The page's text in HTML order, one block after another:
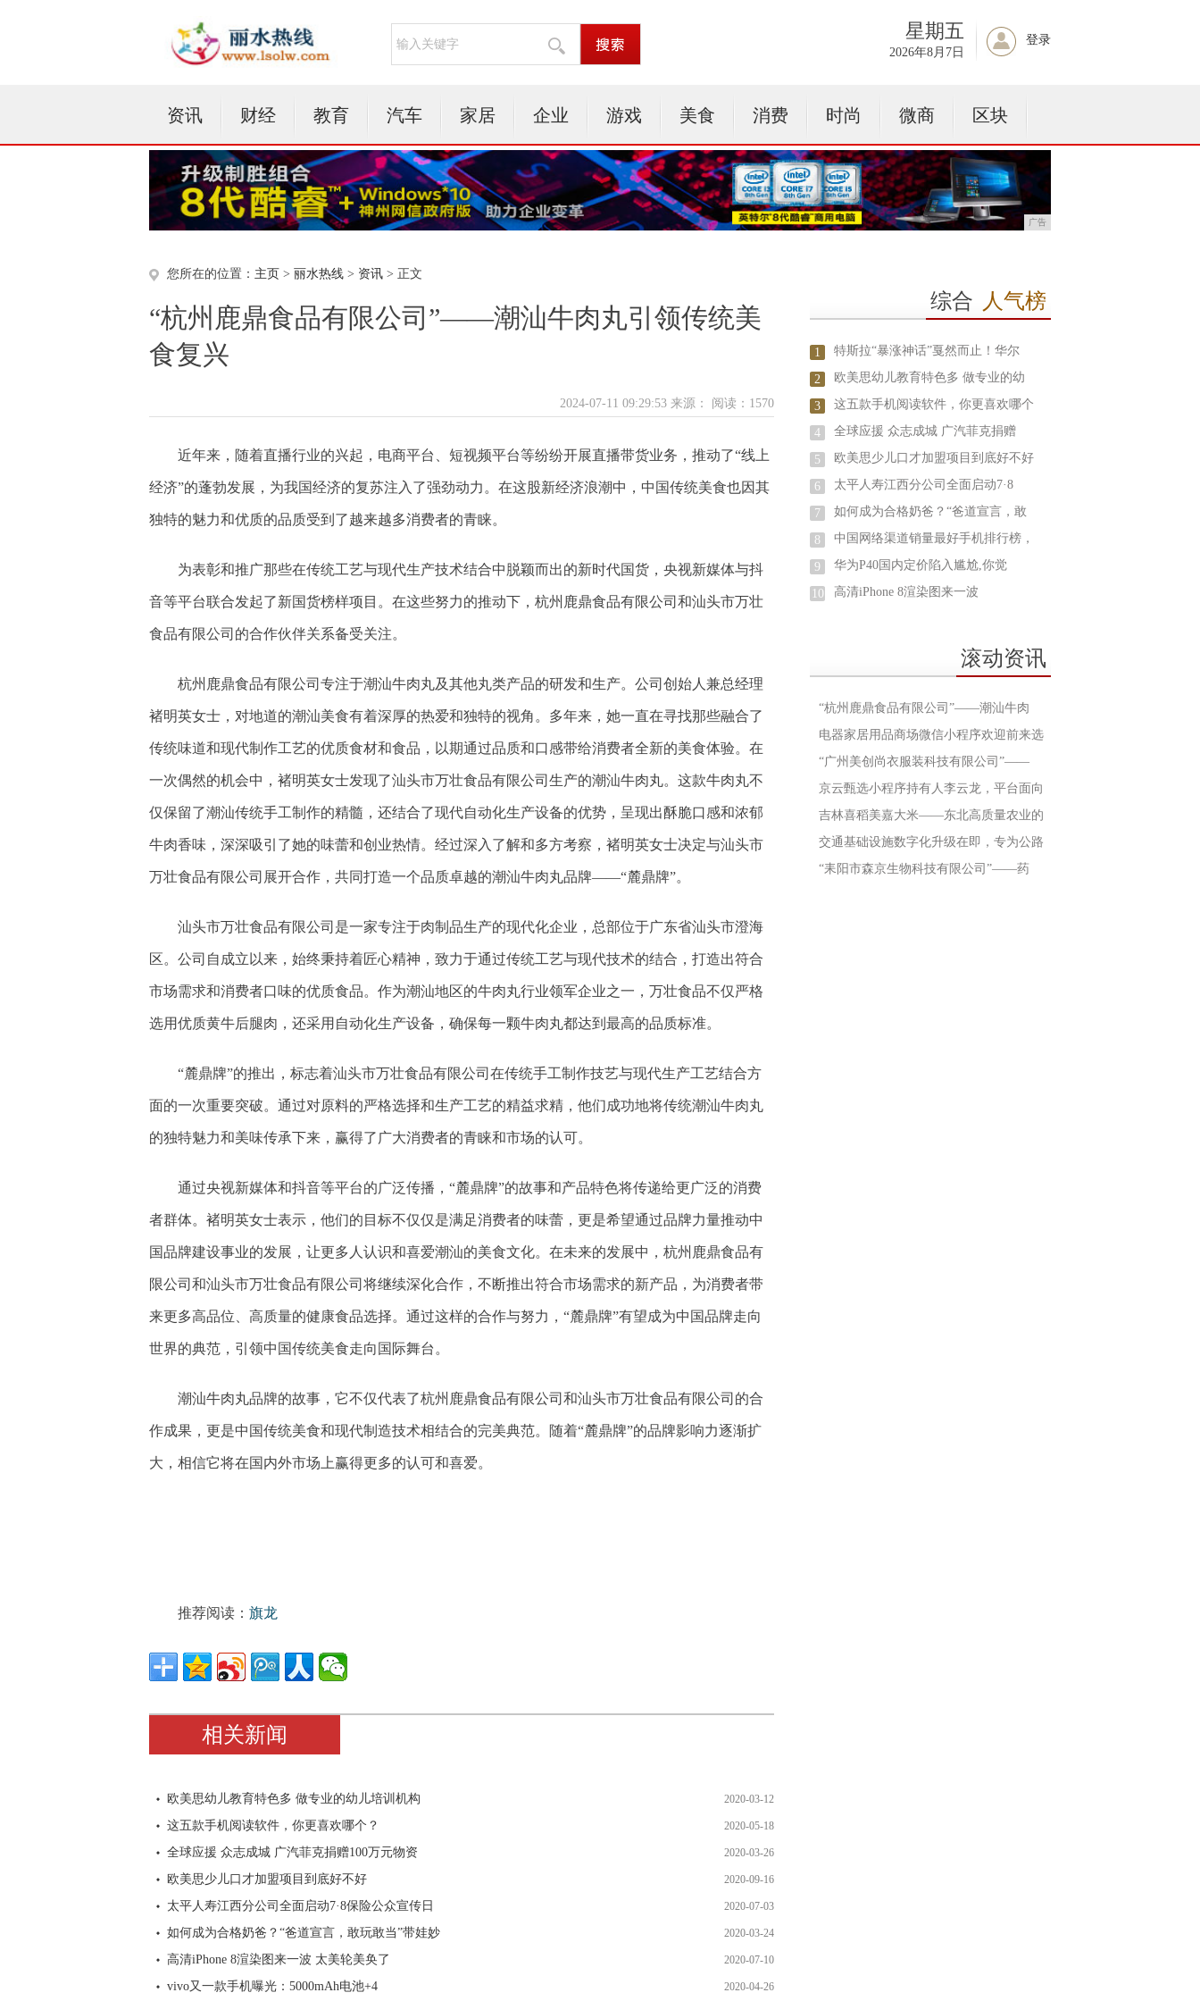
星期五
2026年8月7日
登录
资讯 财经 教育 汽车 家居 企业 游戏 美食 消费 时尚 微商 区块
广告
您所在的位置： 主页 > 丽水热线 > 资讯 > 正文
“杭州鹿鼎食品有限公司”——潮汕牛肉丸引领传统美
食复兴
2024-07-11 09:29:53 来源： 阅读：1570
近年来，随着直播行业的兴起，电商平台、短视频平台等纷纷开展直播带货业务，推动了“线上
经济”的蓬勃发展，为我国经济的复苏注入了强劲动力。在这股新经济浪潮中，中国传统美食也因其
独特的魅力和优质的品质受到了越来越多消费者的青睐。
为表彰和推广那些在传统工艺与现代生产技术结合中脱颖而出的新时代国货，央视新媒体与抖
音等平台联合发起了新国货榜样项目。在这些努力的推动下，杭州鹿鼎食品有限公司和汕头市万壮
食品有限公司的合作伙伴关系备受关注。
杭州鹿鼎食品有限公司专注于潮汕牛肉丸及其他丸类产品的研发和生产。公司创始人兼总经理
褚明英女士，对地道的潮汕美食有着深厚的热爱和独特的视角。多年来，她一直在寻找那些融合了
传统味道和现代制作工艺的优质食材和食品，以期通过品质和口感带给消费者全新的美食体验。在
一次偶然的机会中，褚明英女士发现了汕头市万壮食品有限公司生产的潮汕牛肉丸。这款牛肉丸不
仅保留了潮汕传统手工制作的精髓，还结合了现代自动化生产设备的优势，呈现出酥脆口感和浓郁
牛肉香味，深深吸引了她的味蕾和创业热情。经过深入了解和多方考察，褚明英女士决定与汕头市
万壮食品有限公司展开合作，共同打造一个品质卓越的潮汕牛肉丸品牌——“麓鼎牌”。
汕头市万壮食品有限公司是一家专注于肉制品生产的现代化企业，总部位于广东省汕头市澄海
区。公司自成立以来，始终秉持着匠心精神，致力于通过传统工艺与现代技术的结合，打造出符合
市场需求和消费者口味的优质食品。作为潮汕地区的牛肉丸行业领军企业之一，万壮食品不仅严格
选用优质黄牛后腿肉，还采用自动化生产设备，确保每一颗牛肉丸都达到最高的品质标准。
“麓鼎牌”的推出，标志着汕头市万壮食品有限公司在传统手工制作技艺与现代生产工艺结合方
面的一次重要突破。通过对原料的严格选择和生产工艺的精益求精，他们成功地将传统潮汕牛肉丸
的独特魅力和美味传承下来，赢得了广大消费者的青睐和市场的认可。
通过央视新媒体和抖音等平台的广泛传播，“麓鼎牌”的故事和产品特色将传递给更广泛的消费
者群体。褚明英女士表示，他们的目标不仅仅是满足消费者的味蕾，更是希望通过品牌力量推动中
国品牌建设事业的发展，让更多人认识和喜爱潮汕的美食文化。在未来的发展中，杭州鹿鼎食品有
限公司和汕头市万壮食品有限公司将继续深化合作，不断推出符合市场需求的新产品，为消费者带
来更多高品位、高质量的健康食品选择。通过这样的合作与努力，“麓鼎牌”有望成为中国品牌走向
世界的典范，引领中国传统美食走向国际舞台。
潮汕牛肉丸品牌的故事，它不仅代表了杭州鹿鼎食品有限公司和汕头市万壮食品有限公司的合
作成果，更是中国传统美食和现代制造技术相结合的完美典范。随着“麓鼎牌”的品牌影响力逐渐扩
大，相信它将在国内外市场上赢得更多的认可和喜爱。
推荐阅读： 旗龙
相关新闻
欧美思幼儿教育特色多 做专业的幼儿培训机构 2020-03-12
这五款手机阅读软件，你更喜欢哪个？ 2020-05-18
全球应援 众志成城 广汽菲克捐赠100万元物资 2020-03-26
欧美思少儿口才加盟项目到底好不好 2020-09-16
太平人寿江西分公司全面启动7·8保险公众宣传日 2020-07-03
如何成为合格奶爸？“爸道宣言，敢玩敢当”带娃妙 2020-03-24
高清iPhone 8渲染图来一波 太美轮美奂了 2020-07-10
vivo又一款手机曝光：5000mAh电池+4 2020-04-26
综合 人气榜
1 特斯拉“暴涨神话”戛然而止！华尔
2 欧美思幼儿教育特色多 做专业的幼
3 这五款手机阅读软件，你更喜欢哪个
4 全球应援 众志成城 广汽菲克捐赠
5 欧美思少儿口才加盟项目到底好不好
6 太平人寿江西分公司全面启动7·8
7 如何成为合格奶爸？“爸道宣言，敢
8 中国网络渠道销量最好手机排行榜，
9 华为P40国内定价陷入尴尬,你觉
10 高清iPhone 8渲染图来一波
滚动资讯
“杭州鹿鼎食品有限公司”——潮汕牛肉
电器家居用品商场微信小程序欢迎前来选
“广州美创尚衣服装科技有限公司”——
京云甄选小程序持有人李云龙，平台面向
吉林喜稻美嘉大米——东北高质量农业的
交通基础设施数字化升级在即，专为公路
“耒阳市森京生物科技有限公司”——药